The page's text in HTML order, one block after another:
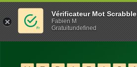
Vérificateur Mot Scrabble
Fabien M
Gratuitundefined